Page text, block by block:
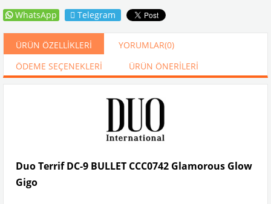
WhatsApp Telegram
ÜRÜN ÖZELLIKLERI YORUMLAR(0)
ÖDEME SEÇENEKLERI
ÜRÜN ÖNERILERI
Duo Terrif DC-9 BULLET CCC0742 Glamorous Glow
Gigo